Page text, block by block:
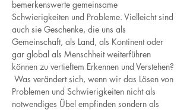
bemerkenswerte gemeinsame
Schwierigkeiten und Probleme. Vielleicht sind
auch sie Geschenke, die uns als
Gemeinschaft, als Land, als Kontinent oder
gar global als Menschheit weiterführen
können zu vertieftem Erkennen und Verstehen?
Was verändert sich, wenn wir das Lösen von
Problemen und Schwierigkeiten nicht als
notwendiges Übel empfinden sondern als